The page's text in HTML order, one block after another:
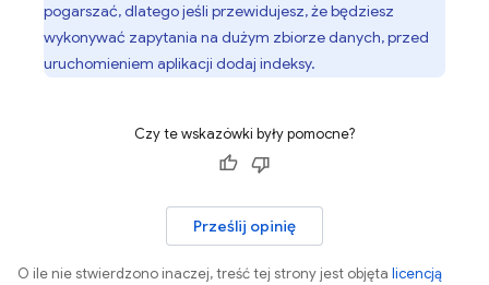
pogarszać, dlatego jeśli przewidujesz, że będziesz
wykonywać zapytania na dużym zbiorze danych, przed
uruchomieniem aplikacji dodaj indeksy.
Czy te wskazówki były pomocne?
Prześlij opinię
O ile nie stwierdzono inaczej, treść tej strony jest objęta licencją